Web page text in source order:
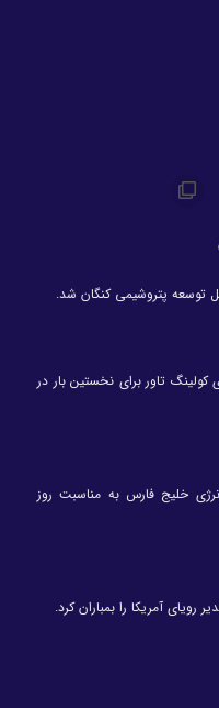
توسعه پتروشیمی کنگان شد.
تاور برای نخستین بار در
خلیج فارس به مناسبت روز
رویای آمریکا را بمباران کرد.